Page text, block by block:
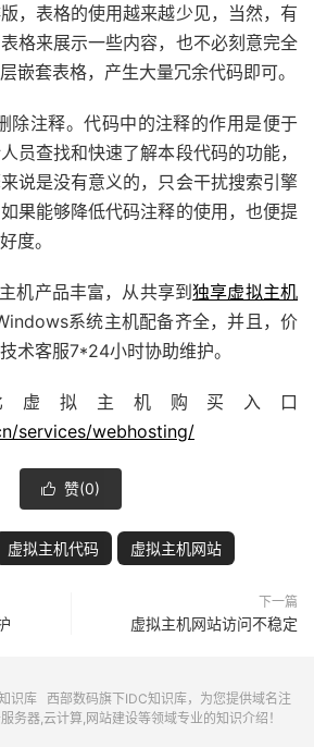
，表格的使用越来越少见，当然，有
格来展示一些内容，也不必刻意完全
嵌套表格，产生大量冗余代码即可。
除注释。代码中的注释的作用是便于
员查找和快速了解本段代码的功能，
说是没有意义的，只会干扰搜索引擎
果能够降低代码注释的使用，也便提
度。
机产品丰富，从共享到独享虚拟主机
系统主机配备齐全，并且，价
术客服7*24小时协助维护。
虚拟主机购买入口
services/webhosting/
 赞(0)
虚拟主机代码 虚拟主机网站
下一篇
虚拟主机网站访问不稳定
识库 西部数码旗下IDC知识库，为您提供域名注
务器,云计算,网站建设等领域专业的知识介绍！